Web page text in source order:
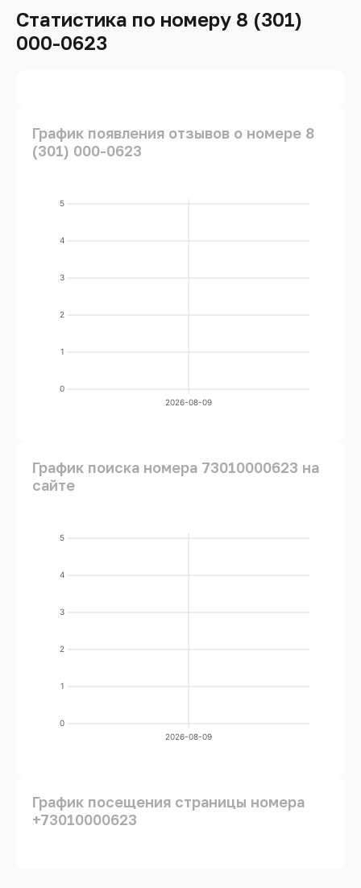
Статистика по номеру 8 (301)
000-0623
График появления отзывов о номере 8
(301) 000-0623
0
1
2
3
4
5
2026-08-09
График поиска номера 73010000623 на
сайте
0
1
2
3
4
5
2026-08-09
График посещения страницы номера
+73010000623